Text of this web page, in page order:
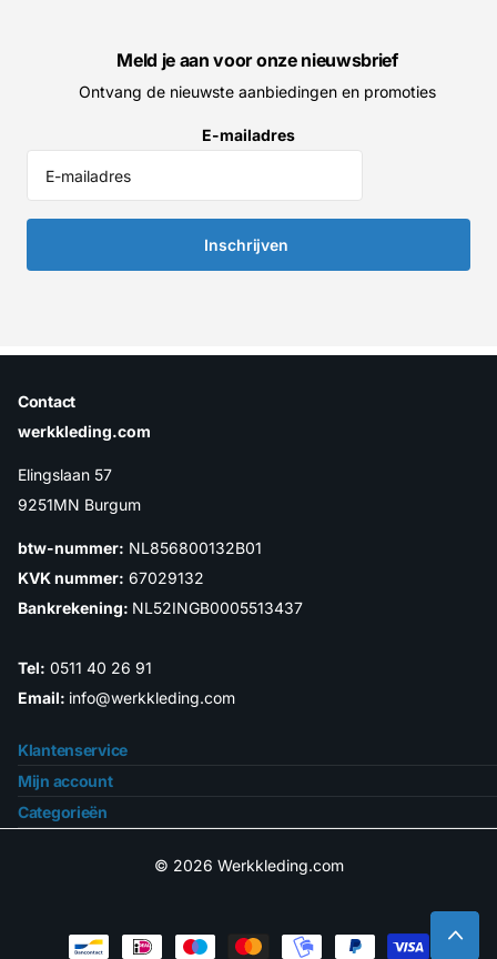
Meld je aan voor onze nieuwsbrief
Ontvang de nieuwste aanbiedingen en promoties
E-mailadres
Inschrijven
Klantenservice
Mijn account
Categorieën
Contact
werkkleding.com
Elingslaan 57
9251MN Burgum
btw-nummer: NL856800132B01
KVK nummer: 67029132
Bankrekening: NL52INGB0005513437
Tel: 0511 40 26 91
Email: info@werkkleding.com
© 2026 Werkkleding.com